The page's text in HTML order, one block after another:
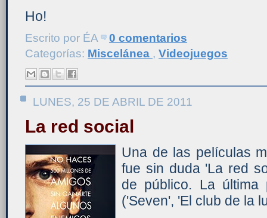
Ho!
Escrito por ÉA
0 comentarios
Categorías: Miscelánea , Videojuegos
LUNES, 25 DE ABRIL DE 2011
La red social
Una de las películas
fue sin duda 'La red
de público. La última
('Seven', 'El club de la